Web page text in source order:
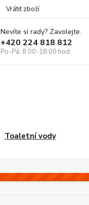
Vrátit zboží
Nevíte si rady? Zavolejte.
+420 224 818 812
Po-Pá: 8:00-18:00 hod.
Toaletní vody